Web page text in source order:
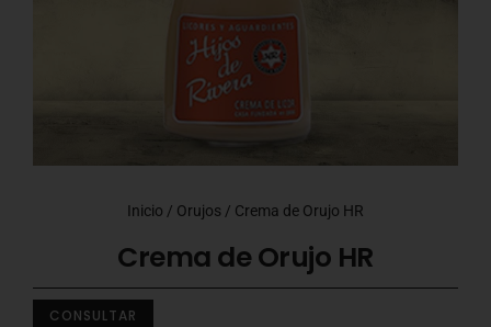
Inicio / Orujos / Crema de Orujo HR
Crema de Orujo HR
CONSULTAR